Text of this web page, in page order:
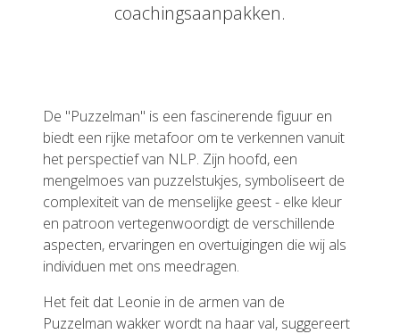
coachingsaanpakken.
De "Puzzelman" is een fascinerende figuur en
biedt een rijke metafoor om te verkennen vanuit
het perspectief van NLP. Zijn hoofd, een
mengelmoes van puzzelstukjes, symboliseert de
complexiteit van de menselijke geest - elke kleur
en patroon vertegenwoordigt de verschillende
aspecten, ervaringen en overtuigingen die wij als
individuen met ons meedragen.
Het feit dat Leonie in de armen van de
Puzzelman wakker wordt na haar val, suggereert